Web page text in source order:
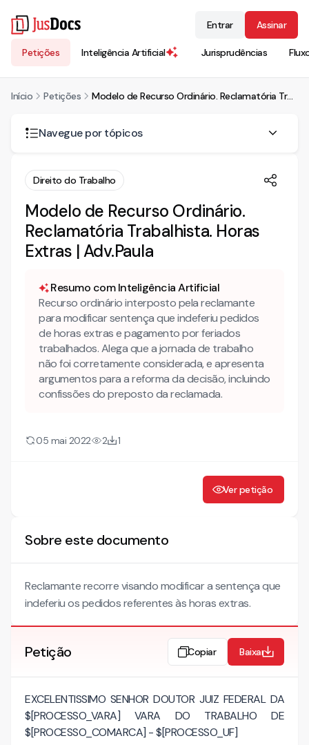
Petições Inteligência Artificial Jurisprudências
Entrar Assinar
Início Petições Modelo de Recurso Ordinário. Reclamatória Trabalhista. Horas Extras | Adv.Paula
Navegue por tópicos
RECURSO ORDINÁRIO
DAS HORAS EXTRAS
Direito do Trabalho
Modelo de Recurso Ordinário.
Reclamatória Trabalhista. Horas
Extras | Adv.Paula
Resumo com Inteligência Artificial
Recurso ordinário interposto pela reclamante
para modificar sentença que indeferiu pedidos
de horas extras e pagamento por feriados
trabalhados. Alega que a jornada de trabalho
não foi corretamente considerada, e apresenta
argumentos para a reforma da decisão, incluindo
confissões do preposto da reclamada.
05 mai 2022 2 1
Ver petição
Sobre este documento
Reclamante recorre visando modificar a sentença que
indeferiu os pedidos referentes às horas extras.
Petição Copiar Baixar
EXCELENTISSIMO SENHOR DOUTOR JUIZ FEDERAL DA
$[PROCESSO_VARA] VARA DO TRABALHO DE
$[PROCESSO_COMARCA] - $[PROCESSO_UF]